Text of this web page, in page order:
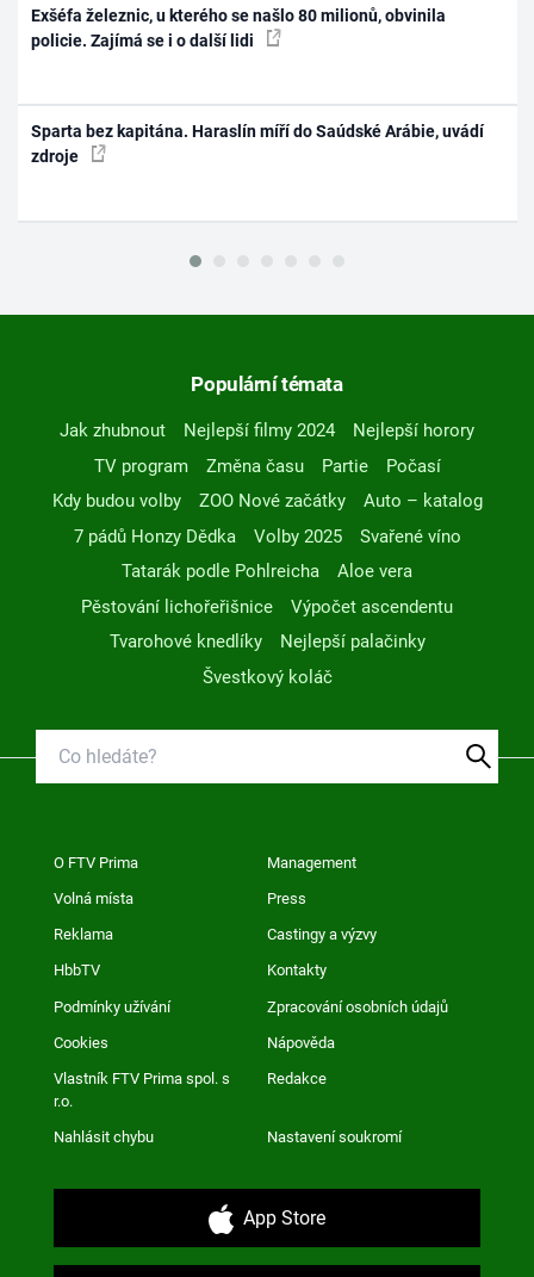
Exšéfa železnic, u kterého se našlo 80 milionů, obvinila
policie. Zajímá se i o další lidi
Sparta bez kapitána. Haraslín míří do Saúdské Arábie, uvádí
zdroje
Populární témata
Jak zhubnout Nejlepší filmy 2024
Nejlepší horory
TV program
Změna času Partie
Počasí
Kdy budou volby
ZOO Nové začátky
Auto – katalog
7 pádů Honzy Dědka
Volby 2025
Svařené víno
Tatarák podle Pohlreicha
Aloe vera
Pěstování lichořeřišnice
Výpočet ascendentu
Tvarohové knedlíky
Nejlepší palačinky
Švestkový koláč
O FTV Prima Management
Volná místa Press
Reklama Castingy a výzvy
HbbTV Kontakty
Podmínky užívání Zpracování osobních údajů
Cookies Nápověda
Vlastník FTV Prima spol. s
r.o.
Redakce
Nahlásit chybu Nastavení soukromí
App Store